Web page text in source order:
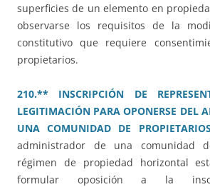
superficies de un elemento en
observarse los requisitos de la
constitutivo que requiere
propietarios.
210.** INSCRIPCIÓN DE
LEGITIMACIÓN PARA OPONERSE DEL
UNA COMUNIDAD DE
administrador de una comunidad
régimen de propiedad horizontal
formular oposición a la